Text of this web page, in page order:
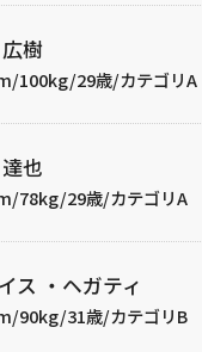
樹
100kg/29歳/カテゴリA
也
78kg/29歳/カテゴリA
ス ・ヘガティ
90kg/31歳/カテゴリB